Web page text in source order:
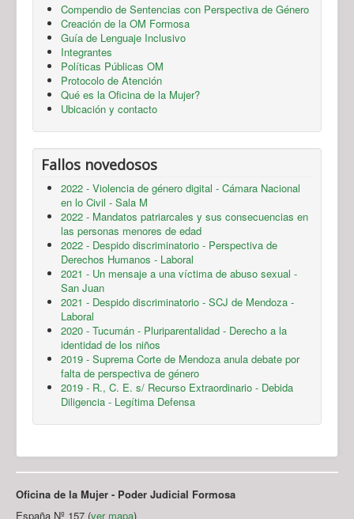
Compendio de Sentencias con Perspectiva de Género
Creación de la OM Formosa
Guía de Lenguaje Inclusivo
Integrantes
Políticas Públicas OM
Protocolo de Atención
Qué es la Oficina de la Mujer?
Ubicación y contacto
Fallos novedosos
2022 - Violencia de género digital - Cámara Nacional
en lo Civil - Sala M
2022 - Mandatos patriarcales y sus consecuencias en
las personas menores de edad
2022 - Despido discriminatorio - Perspectiva de
Derechos Humanos - Laboral
2021 - Un mensaje a una víctima de abuso sexual -
San Juan
2021 - Despido discriminatorio - SCJ de Mendoza -
Laboral
2020 - Tucumán - Pluriparentalidad - Derecho a la
identidad de los niños
2019 - Suprema Corte de Mendoza anula debate por
falta de perspectiva de género
2019 - R., C. E. s/ Recurso Extraordinario - Debida
Diligencia - Legítima Defensa
Oficina de la Mujer - Poder Judicial Formosa
España Nº 157 (ver mapa)